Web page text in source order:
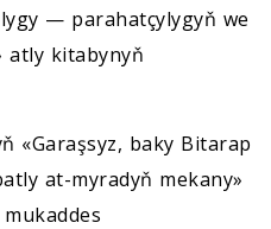
— parahatçylygyň we
atly kitabynyň
«Garaşsyz, baky Bitarap
at-myradyň mekany»